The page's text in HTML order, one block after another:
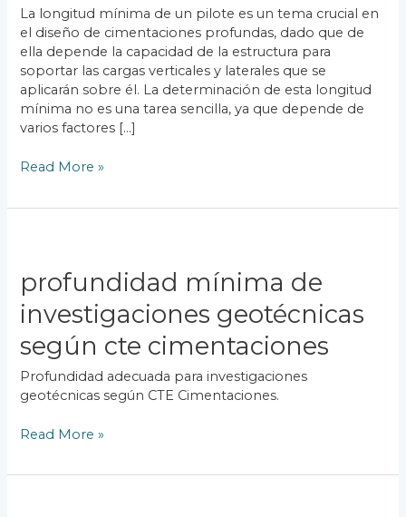
La longitud mínima de un pilote es un tema crucial en
el diseño de cimentaciones profundas, dado que de
ella depende la capacidad de la estructura para
soportar las cargas verticales y laterales que se
aplicarán sobre él. La determinación de esta longitud
mínima no es una tarea sencilla, ya que depende de
varios factores […]
Read More »
profundidad mínima de
investigaciones geotécnicas
según cte cimentaciones
Profundidad adecuada para investigaciones
geotécnicas según CTE Cimentaciones.
de
investigaciones
geotécnicas
CTE
Cimentaciones
Read More »